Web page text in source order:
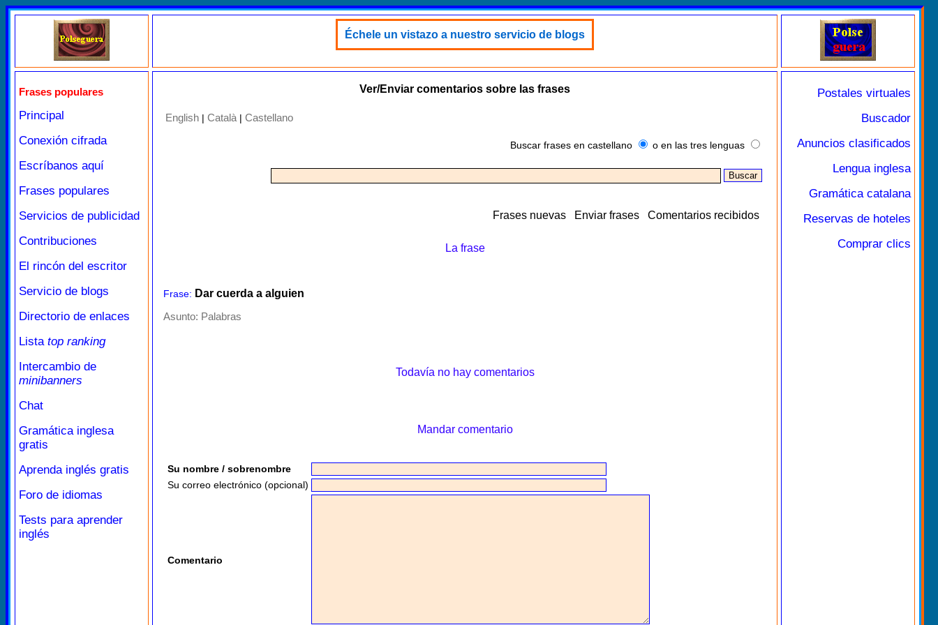
Échele un vistazo a nuestro servicio de blogs
Frases populares
Principal
Conexión cifrada
Escríbanos aquí
Frases populares
Servicios de publicidad
Contribuciones
El rincón del escritor
Servicio de blogs
Directorio de enlaces
Lista top ranking
Intercambio de
minibanners
Chat
Gramática inglesa
gratis
Aprenda inglés gratis
Foro de idiomas
Tests para aprender
inglés
Ver/Enviar comentarios sobre las frases
English | Català| Castellano
Buscar frases en castellano o en las tres lenguas
Frases nuevas Enviar frases Comentarios recibidos
La frase
Frase: Dar cuerda a alguien
Asunto: Palabras
Todavía no hay comentarios
Mandar comentario
Su nombre / sobrenombre
Su correo electrónico (opcional)
Comentario
Postales virtuales
Buscador
Anuncios clasificados
Lengua inglesa
Gramática catalana
Reservas de hoteles
Comprar clics